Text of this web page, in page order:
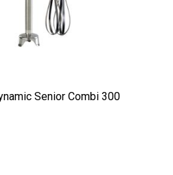
Senior Combi 300